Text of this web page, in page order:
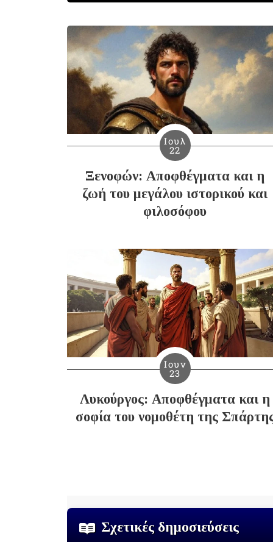
Ιουλ
22
Ξενοφών: Αποφθέγματα και η
ζωή του μεγάλου ιστορικού και
φιλοσόφου
Ιουν
23
Λυκούργος: Αποφθέγματα και η
σοφία του νομοθέτη της
Σχετικές δημοσιεύσεις